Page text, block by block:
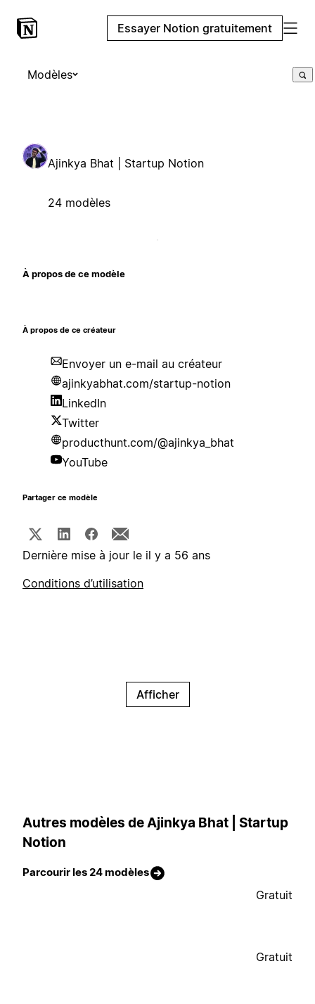
Essayer Notion gratuitement
Modèles
Ajinkya Bhat | Startup Notion
24 modèles
À propos de ce modèle
À propos de ce créateur
Envoyer un e-mail au créateur
ajinkyabhat.com/startup-notion
LinkedIn
Twitter
producthunt.com/@ajinkya_bhat
YouTube
Partager ce modèle
Dernière mise à jour le il y a 56 ans
Conditions d’utilisation
Afficher
Autres modèles de Ajinkya Bhat | Startup
Notion
Parcourir les 24 modèles
Gratuit
Gratuit